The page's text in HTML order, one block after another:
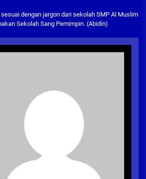
sesuai dengan jargon dari sekolah SMP Al Muslim
Sekolah Sang Pemimpin. (Abidin)